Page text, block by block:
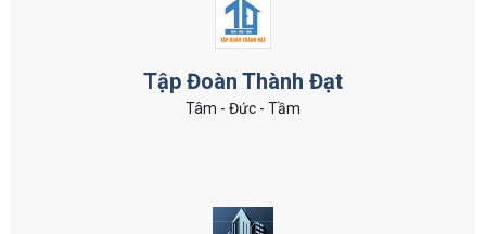
Tập Đoàn Thành Đạt
Tâm - Đức - Tầm